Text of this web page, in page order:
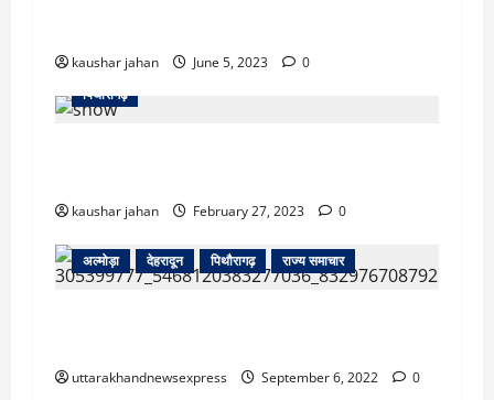
kaushar jahan June 5, 2023
0
पिथौरागढ़
kaushar jahan February 27, 2023 0
अल्मोड़ा देहरादून पिथौरागढ़ राज्य समाचार
uttarakhandnewsexpress September 6, 2022 0